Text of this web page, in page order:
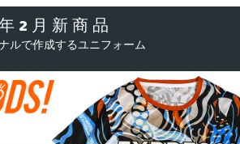
2月新商品
ルで作成するユニフォーム